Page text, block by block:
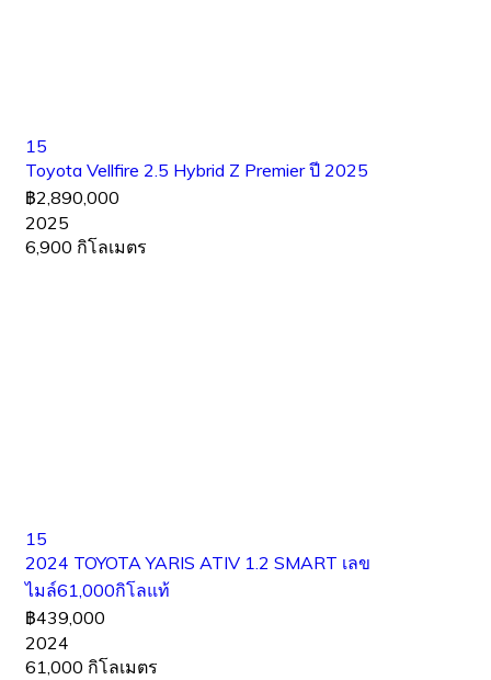
15
Toyota Vellfire 2.5 Hybrid Z Premier ปี 2025
฿2,890,000
2025
6,900 กิโลเมตร
15
2024 TOYOTA YARIS ATIV 1.2 SMART เลข
ไมล์61,000กิโลแท้
฿439,000
2024
61,000 กิโลเมตร